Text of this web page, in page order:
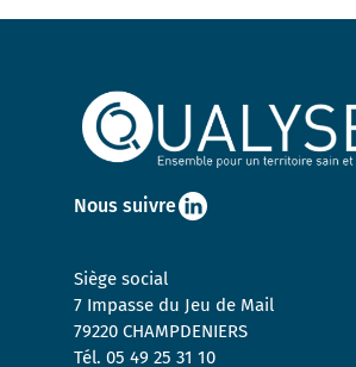
Nous suivre
Siège social
7 Impasse du Jeu de Mail
79220 CHAMPDENIERS
Tél. 05 49 25 31 10